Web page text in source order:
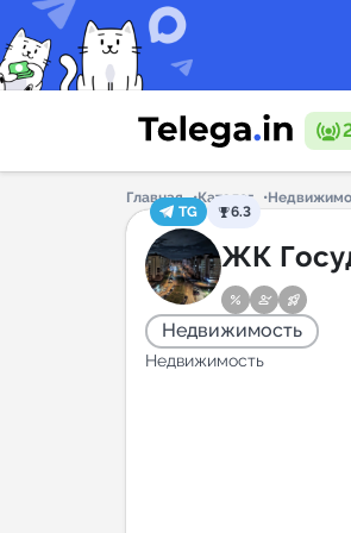
Главная Каталог
TG
6.3
ЖК
Недвижимость
Недвижимость